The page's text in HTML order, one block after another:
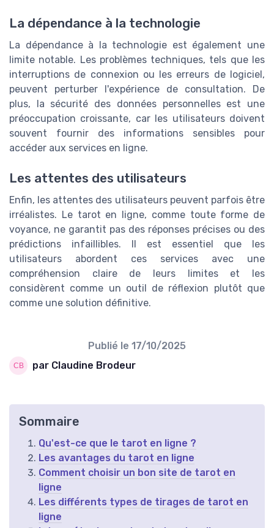
La dépendance à la technologie
La dépendance à la technologie est également une
limite notable. Les problèmes techniques, tels que les
interruptions de connexion ou les erreurs de logiciel,
peuvent perturber l'expérience de consultation. De
plus, la sécurité des données personnelles est une
préoccupation croissante, car les utilisateurs doivent
souvent fournir des informations sensibles pour
accéder aux services en ligne.
Les attentes des utilisateurs
Enfin, les attentes des utilisateurs peuvent parfois être
irréalistes. Le tarot en ligne, comme toute forme de
voyance, ne garantit pas des réponses précises ou des
prédictions infaillibles. Il est essentiel que les
utilisateurs abordent ces services avec une
compréhension claire de leurs limites et les
considèrent comme un outil de réflexion plutôt que
comme une solution définitive.
Publié le 17/10/2025
par Claudine Brodeur
Sommaire
Qu'est-ce que le tarot en ligne ?
Les avantages du tarot en ligne
Comment choisir un bon site de tarot en
ligne
Les différents types de tirages de tarot en
ligne